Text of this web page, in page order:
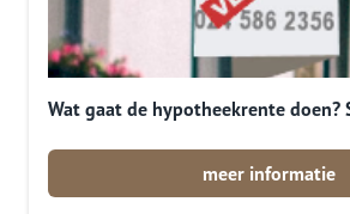
Wat gaat de hypotheekrente doen?
meer informatie